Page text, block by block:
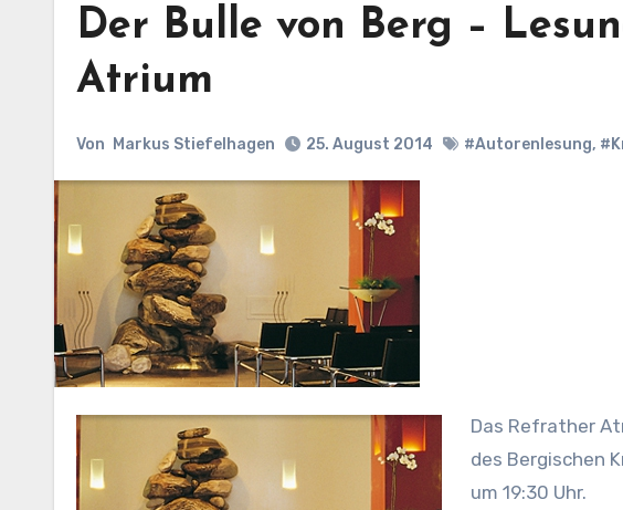
Der Bulle von Berg –
Atrium
Von Markus Stiefelhagen 25. August 2014 #Autorenlesung,
Das Refrather Atrium im Bestattungshaus lädt zu einer Lesung
des Bergischen
um 19:30 Uhr.